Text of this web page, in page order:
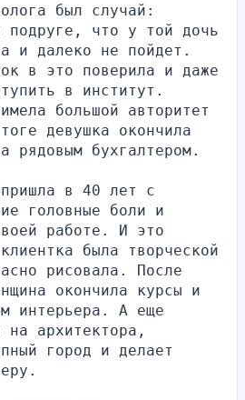
был случай:
подруге, что у той дочь
и далеко не пойдет.
в это поверила и даже
в институт.
большой авторитет
девушка окончила
рядовым бухгалтером.
в 40 лет с
головные боли и
работе. И это
была творческой
рисовала. После
окончила курсы и
интерьера. А еще
на архитектора,
город и делает